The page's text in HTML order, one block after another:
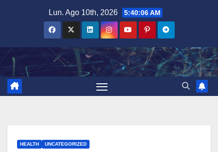
Lun. Ago 10th, 2026 5:40:07 AM
HEALTH UNCATEGORIZED